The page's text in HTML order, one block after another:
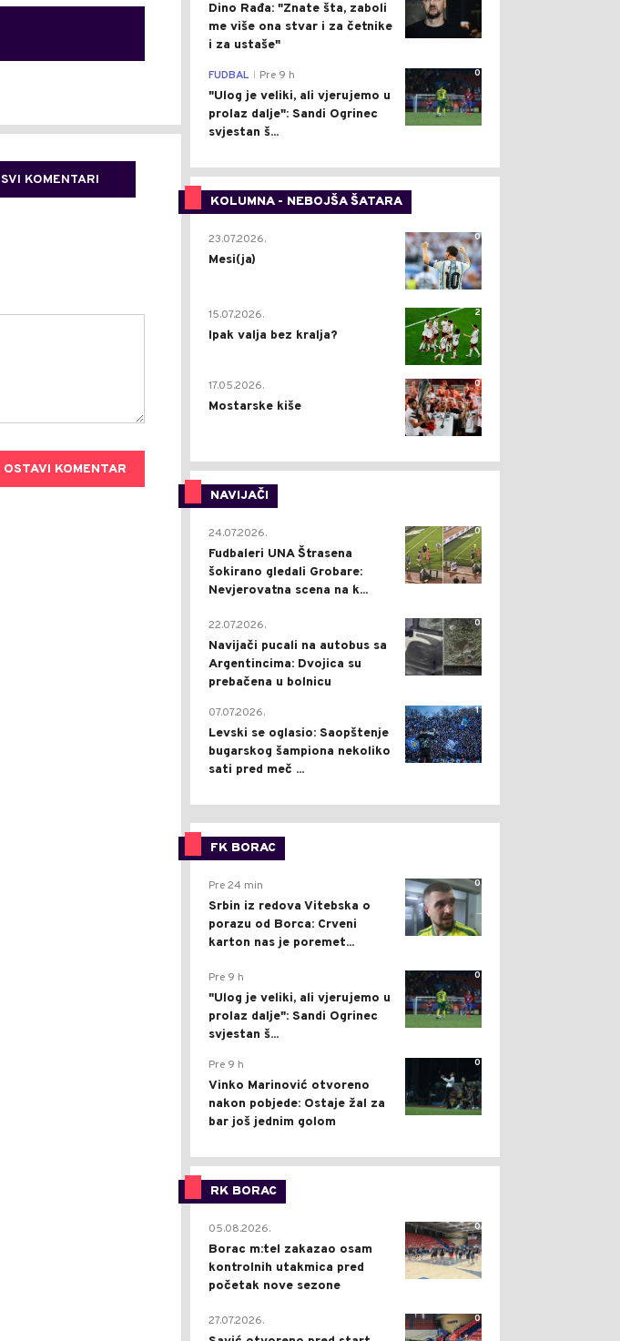
SVI KOMENTARI
OSTAVI KOMENTAR
Dino Rađa: "Znate šta, zaboli
me više ona stvar i za četnike
i za ustaše"
0
FUDBAL Pre 9 h
"Ulog je veliki, ali vjerujemo u
prolaz dalje": Sandi Ogrinec
svjestan š...
KOLUMNA - NEBOJŠA ŠATARA
0
23.07.2026.
Mesi(ja)
2
15.07.2026.
Ipak valja bez kralja?
0
17.05.2026.
Mostarske kiše
NAVIJAČI
0
24.07.2026.
Fudbaleri UNA Štrasena
šokirano gledali Grobare:
Nevjerovatna scena na k...
0
22.07.2026.
Navijači pucali na autobus sa
Argentincima: Dvojica su
prebačena u bolnicu
1
07.07.2026.
Levski se oglasio: Saopštenje
bugarskog šampiona nekoliko
sati pred meč ...
FK BORAC
0
Pre 24 min
Srbin iz redova Vitebska o
porazu od Borca: Crveni
karton nas je poremet...
0
Pre 9 h
"Ulog je veliki, ali vjerujemo u
prolaz dalje": Sandi Ogrinec
svjestan š...
0
Pre 9 h
Vinko Marinović otvoreno
nakon pobjede: Ostaje žal za
bar još jednim golom
RK BORAC
0
05.08.2026.
Borac m:tel zakazao osam
kontrolnih utakmica pred
početak nove sezone
0
27.07.2026.